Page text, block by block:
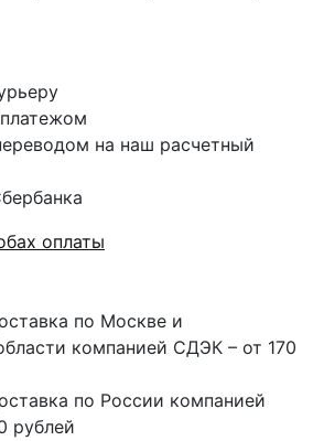
на наш расчетный
оплаты
по Москве и
компанией СДЭК – от 170
по России компанией
рублей